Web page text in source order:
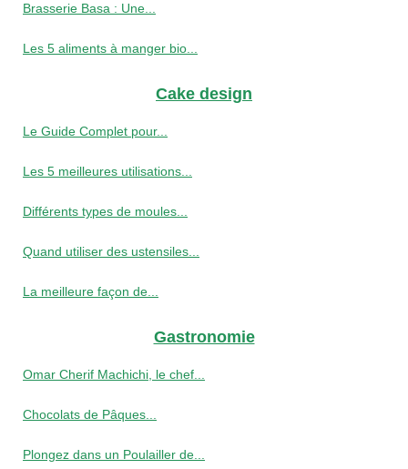
Brasserie Basa : Une...
Les 5 aliments à manger bio...
Cake design
Le Guide Complet pour...
Les 5 meilleures utilisations...
Différents types de moules...
Quand utiliser des ustensiles...
La meilleure façon de...
Gastronomie
Omar Cherif Machichi, le chef...
Chocolats de Pâques...
Plongez dans un Poulailler de...